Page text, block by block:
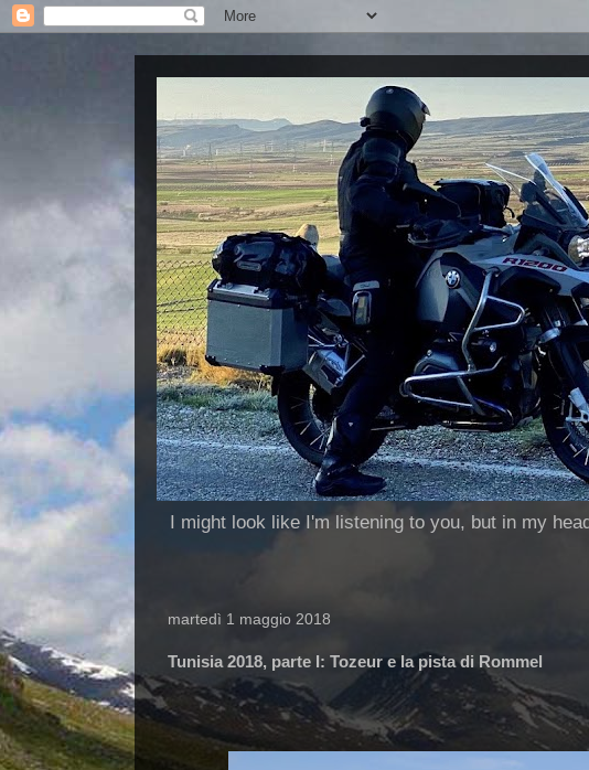
I might look like I'm listening to you, but in my
martedì 1 maggio 2018
Tunisia 2018, parte I: Tozeur e la pista di Rommel